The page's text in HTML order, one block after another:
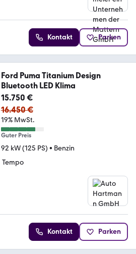
Kontakt Parken
Ford Puma Titanium Design
Bluetooth LED Klima
15.750 €
16.450 €
19% MwSt.
Guter Preis
92 kW (125 PS) • Benzin
Tempo
Kontakt Parken